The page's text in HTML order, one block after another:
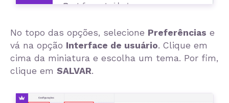
No topo das opções, selecione Preferências e
vá na opção Interface de usuário. Clique em
cima da miniatura e escolha um tema. Por fim,
clique em SALVAR.